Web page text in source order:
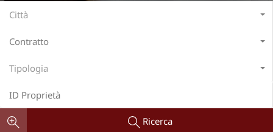
Città
Contratto
Tipologia
Ricerca